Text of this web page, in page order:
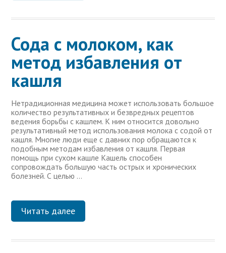
Сода с молоком, как
метод избавления от
кашля
Нетрадиционная медицина может использовать большое
количество результативных и безвредных рецептов
ведения борьбы с кашлем. К ним относится довольно
результативный метод использования молока с содой от
кашля. Многие люди еще с давних пор обращаются к
подобным методам избавления от кашля. Первая
помощь при сухом кашле Кашель способен
сопровождать большую часть острых и хронических
болезней. С целью …
Читать далее